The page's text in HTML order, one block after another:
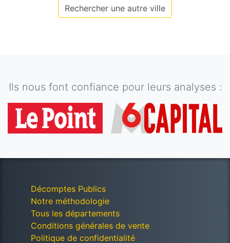
Rechercher une autre ville
Ils nous font confiance pour leurs analyses :
Décomptes Publics
Notre méthodologie
Tous les départements
Conditions générales de vente
Politique de confidentialité